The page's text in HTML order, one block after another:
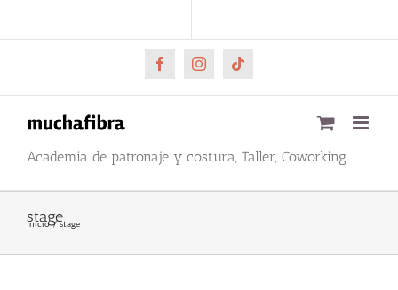
al
FacebookInstagramTiktok
Academia de patronaje y costura, Taller, Coworking
stage
Inicio stage